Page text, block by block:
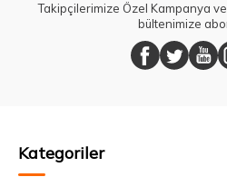
Takipçilerimize Özel Kampanya
bültenimize
Kategoriler